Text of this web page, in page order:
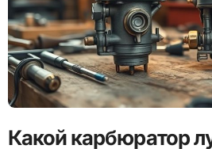
Какой карбюратор